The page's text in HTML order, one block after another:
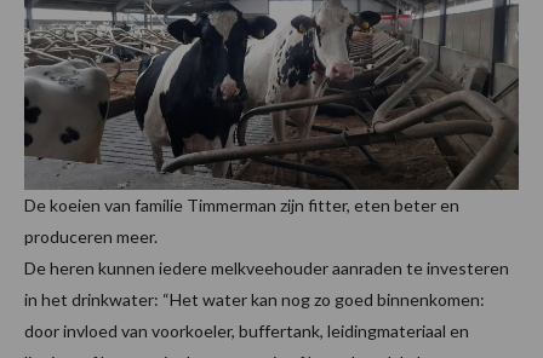
De koeien van familie Timmerman zijn fitter, eten beter en
produceren meer.
De heren kunnen iedere melkveehouder aanraden te investeren
in het drinkwater: “Het water kan nog zo goed binnenkomen:
door invloed van voorkoeler, buffertank, leidingmateriaal en